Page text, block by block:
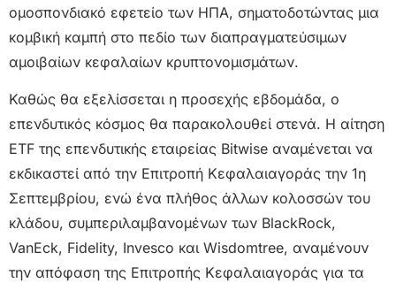
ομοσπονδιακό εφετείο των ΗΠΑ, σηματοδοτώντας μια
κομβική καμπή στο πεδίο των διαπραγματεύσιμων
αμοιβαίων κεφαλαίων κρυπτονομισμάτων.
Καθώς θα εξελίσσεται η προσεχής εβδομάδα, ο
επενδυτικός κόσμος θα παρακολουθεί στενά. Η αίτηση
ETF της επενδυτικής εταιρείας Bitwise αναμένεται να
εκδικαστεί από την Επιτροπή Κεφαλαιαγοράς την 1η
Σεπτεμβρίου, ενώ ένα πλήθος άλλων κολοσσών του
κλάδου, συμπεριλαμβανομένων των BlackRock,
VanEck, Fidelity, Invesco και Wisdomtree, αναμένουν
την απόφαση της Επιτροπής Κεφαλαιαγοράς για τα